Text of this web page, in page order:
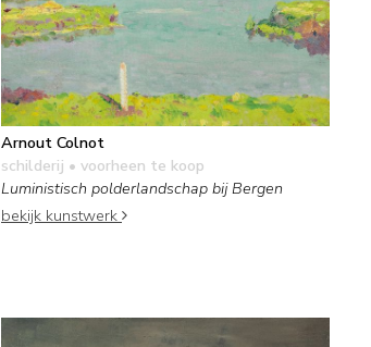
Arnout Colnot
schilderij • voorheen te koop
Luministisch polderlandschap bij Bergen
bekijk kunstwerk